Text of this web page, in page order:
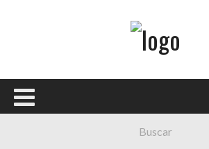
PORTADA